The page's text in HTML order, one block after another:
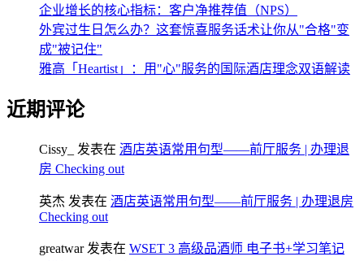
企业增长的核心指标：客户净推荐值（NPS）
外宾过生日怎么办？这套惊喜服务话术让你从"合格"变
成"被记住"
雅高「Heartist」：用"心"服务的国际酒店理念双语解读
近期评论
Cissy_ 发表在 酒店英语常用句型——前厅服务 | 办理退
房 Checking out
英杰 发表在 酒店英语常用句型——前厅服务 | 办理退房
Checking out
greatwar发表在 WSET 3 高级品酒师 电子书+学习笔记